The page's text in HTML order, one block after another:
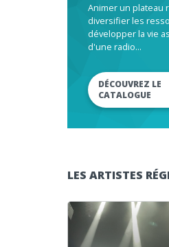
Animer un plateau
diversifier les
développer la vie
d'une radio...
DÉCOUVREZ LE
CATALOGUE
LES ARTISTES
Lecteur audio